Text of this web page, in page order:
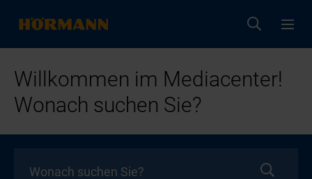
Willkommen im Mediacenter!
Wonach suchen Sie?